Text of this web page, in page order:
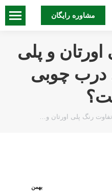
مشاوره رایگان
و پلی
درب چوبی
تفاوت رنگ پلی اورتان و…
بهمن